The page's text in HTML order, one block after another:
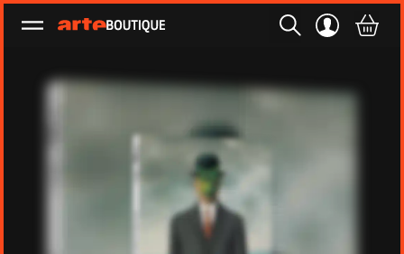
Ouvrir le menu